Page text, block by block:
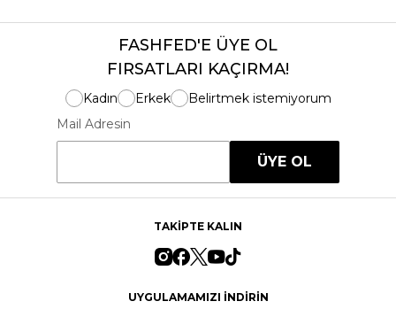
FASHFED'E ÜYE OL
FIRSATLARI KAÇIRMA!
Kadın Erkek
Belirtmek istemiyorum
Mail Adresin
ÜYE OL
TAKİPTE KALIN
UYGULAMAMIZI İNDİRİN